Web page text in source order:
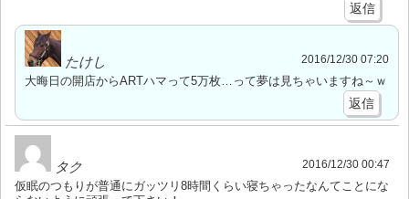
返信
たけし 2016/12/30 07:20
大晦日の開店からARTハマって5万枚…って夢は見ちゃいますね～ｗ
返信
タク 2016/12/30 00:47
仮眠のつもりが普通にガッツリ8時間くらい寝ちゃったなんてことにな